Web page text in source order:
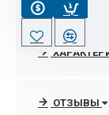
Минимальная
ОТЗЫВЫ